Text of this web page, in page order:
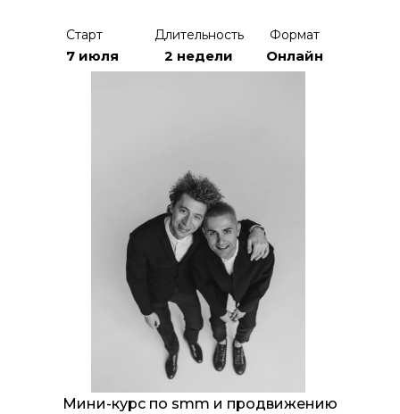
Мини-курс по smm и продвижению
Старт Формат
7 июля Онлайн
Длительность
2 недели